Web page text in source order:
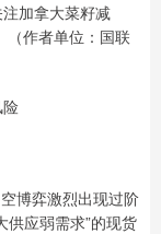
加拿大菜籽减
（作者单位：国联
博弈激烈出现过阶
供应弱需求”的现货